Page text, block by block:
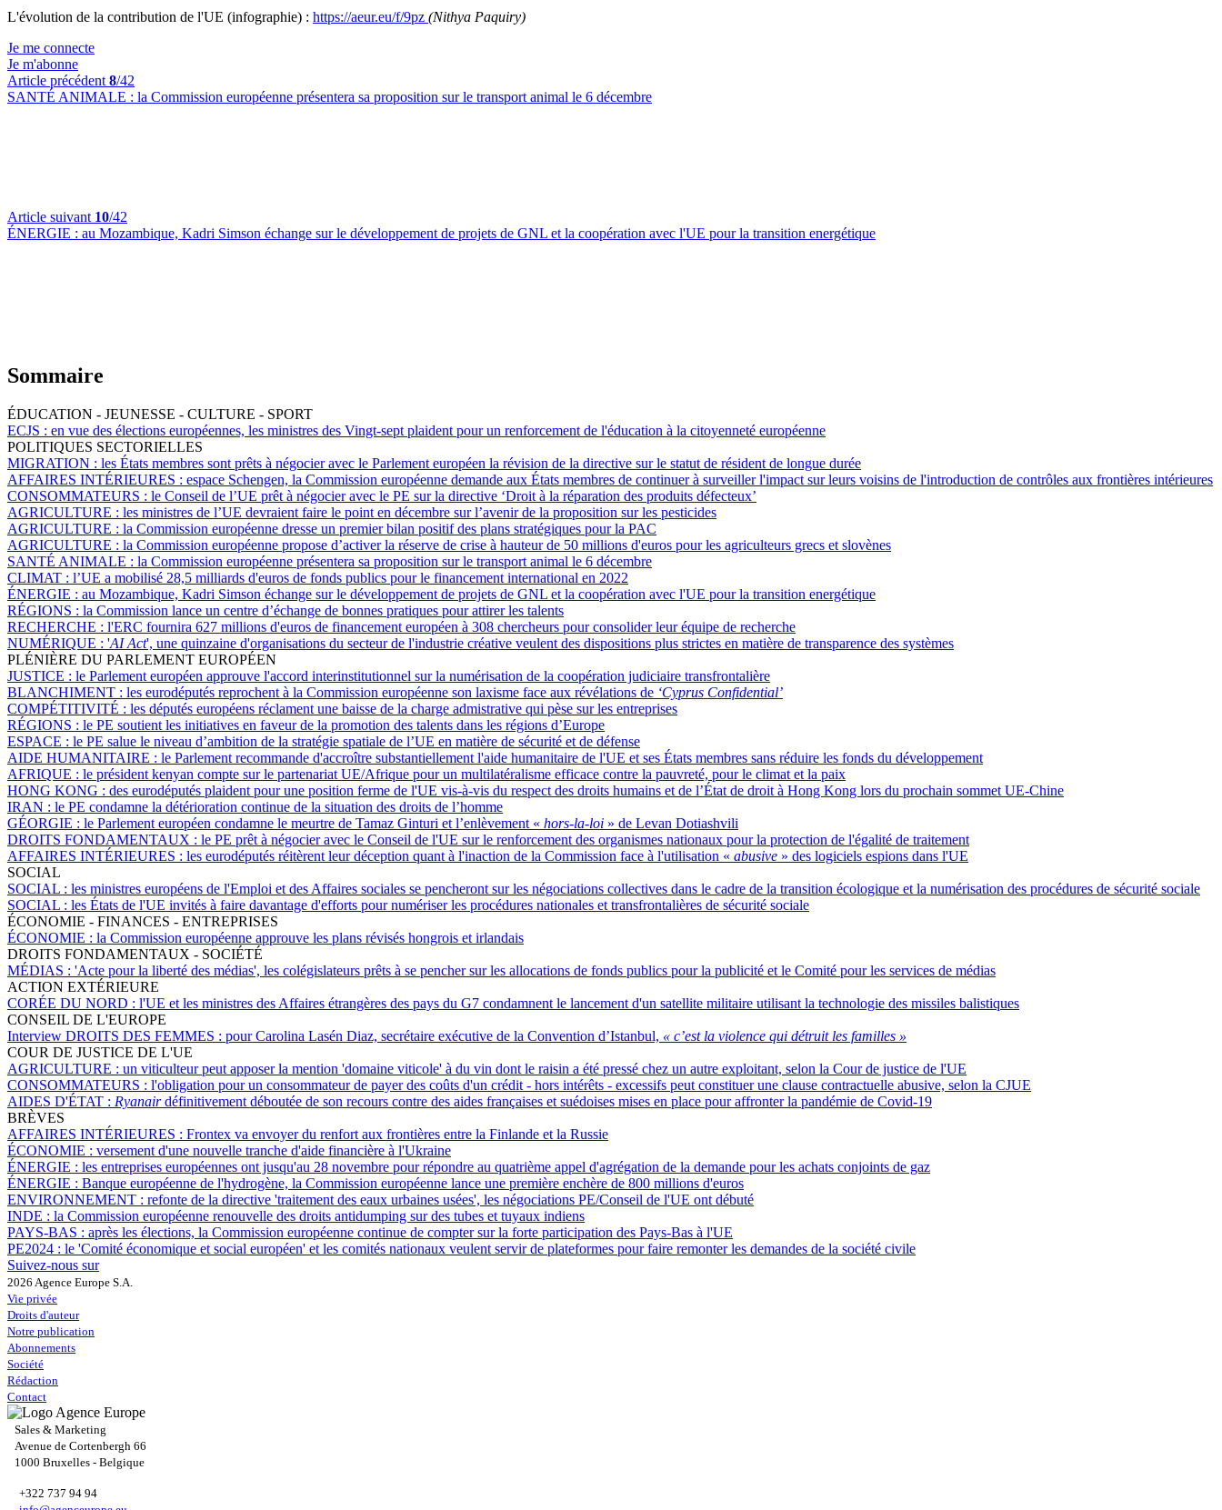
L'évolution de la contribution de l'UE (infographie) : https://aeur.eu/f/9pz (Nithya Paquiry)
Je me connecte
Je m'abonne
Article précédent 8/42
SANTÉ ANIMALE : la Commission européenne présentera sa proposition sur le transport animal le 6 décembre
Article suivant 10/42
ÉNERGIE : au Mozambique, Kadri Simson échange sur le développement de projets de GNL et la coopération avec l'UE pour la transition energétique
Sommaire
ÉDUCATION - JEUNESSE - CULTURE - SPORT
ECJS : en vue des élections européennes, les ministres des Vingt-sept plaident pour un renforcement de l'éducation à la citoyenneté européenne
POLITIQUES SECTORIELLES
MIGRATION : les États membres sont prêts à négocier avec le Parlement européen la révision de la directive sur le statut de résident de longue durée
AFFAIRES INTÉRIEURES : espace Schengen, la Commission européenne demande aux États membres de continuer à surveiller l'impact sur leurs voisins de l'introduction de contrôles aux frontières intérieures
CONSOMMATEURS : le Conseil de l’UE prêt à négocier avec le PE sur la directive ‘Droit à la réparation des produits défecteux’
AGRICULTURE : les ministres de l’UE devraient faire le point en décembre sur l’avenir de la proposition sur les pesticides
AGRICULTURE : la Commission européenne dresse un premier bilan positif des plans stratégiques pour la PAC
AGRICULTURE : la Commission européenne propose d’activer la réserve de crise à hauteur de 50 millions d'euros pour les agriculteurs grecs et slovènes
SANTÉ ANIMALE : la Commission européenne présentera sa proposition sur le transport animal le 6 décembre
CLIMAT : l’UE a mobilisé 28,5 milliards d'euros de fonds publics pour le financement international en 2022
ÉNERGIE : au Mozambique, Kadri Simson échange sur le développement de projets de GNL et la coopération avec l'UE pour la transition energétique
RÉGIONS : la Commission lance un centre d’échange de bonnes pratiques pour attirer les talents
RECHERCHE : l'ERC fournira 627 millions d'euros de financement européen à 308 chercheurs pour consolider leur équipe de recherche
NUMÉRIQUE : 'AI Act', une quinzaine d'organisations du secteur de l'industrie créative veulent des dispositions plus strictes en matière de transparence des systèmes
PLÉNIÈRE DU PARLEMENT EUROPÉEN
JUSTICE : le Parlement européen approuve l'accord interinstitutionnel sur la numérisation de la coopération judiciaire transfrontalière
BLANCHIMENT : les eurodéputés reprochent à la Commission européenne son laxisme face aux révélations de ‘Cyprus Confidential’
COMPÉTITIVITÉ : les députés européens réclament une baisse de la charge admistrative qui pèse sur les entreprises
RÉGIONS : le PE soutient les initiatives en faveur de la promotion des talents dans les régions d’Europe
ESPACE : le PE salue le niveau d’ambition de la stratégie spatiale de l’UE en matière de sécurité et de défense
AIDE HUMANITAIRE : le Parlement recommande d'accroître substantiellement l'aide humanitaire de l'UE et ses États membres sans réduire les fonds du développement
AFRIQUE : le président kenyan compte sur le partenariat UE/Afrique pour un multilatéralisme efficace contre la pauvreté, pour le climat et la paix
HONG KONG : des eurodéputés plaident pour une position ferme de l'UE vis-à-vis du respect des droits humains et de l’État de droit à Hong Kong lors du prochain sommet UE-Chine
IRAN : le PE condamne la détérioration continue de la situation des droits de l’homme
GÉORGIE : le Parlement européen condamne le meurtre de Tamaz Ginturi et l’enlèvement « hors-la-loi » de Levan Dotiashvili
DROITS FONDAMENTAUX : le PE prêt à négocier avec le Conseil de l'UE sur le renforcement des organismes nationaux pour la protection de l'égalité de traitement
AFFAIRES INTÉRIEURES : les eurodéputés réitèrent leur déception quant à l'inaction de la Commission face à l'utilisation « abusive » des logiciels espions dans l'UE
SOCIAL
SOCIAL : les ministres européens de l'Emploi et des Affaires sociales se pencheront sur les négociations collectives dans le cadre de la transition écologique et la numérisation des procédures de sécurité sociale
SOCIAL : les États de l'UE invités à faire davantage d'efforts pour numériser les procédures nationales et transfrontalières de sécurité sociale
ÉCONOMIE - FINANCES - ENTREPRISES
ÉCONOMIE : la Commission européenne approuve les plans révisés hongrois et irlandais
DROITS FONDAMENTAUX - SOCIÉTÉ
MÉDIAS : 'Acte pour la liberté des médias', les colégislateurs prêts à se pencher sur les allocations de fonds publics pour la publicité et le Comité pour les services de médias
ACTION EXTÉRIEURE
CORÉE DU NORD : l'UE et les ministres des Affaires étrangères des pays du G7 condamnent le lancement d'un satellite militaire utilisant la technologie des missiles balistiques
CONSEIL DE L'EUROPE
Interview DROITS DES FEMMES : pour Carolina Lasén Diaz, secrétaire exécutive de la Convention d’Istanbul, « c’est la violence qui détruit les familles »
COUR DE JUSTICE DE L'UE
AGRICULTURE : un viticulteur peut apposer la mention 'domaine viticole' à du vin dont le raisin a été pressé chez un autre exploitant, selon la Cour de justice de l'UE
CONSOMMATEURS : l'obligation pour un consommateur de payer des coûts d'un crédit - hors intérêts - excessifs peut constituer une clause contractuelle abusive, selon la CJUE
AIDES D'ÉTAT : Ryanairdéfinitivement déboutée de son recours contre des aides françaises et suédoises mises en place pour affronter la pandémie de Covid-19
BRÈVES
AFFAIRES INTÉRIEURES : Frontex va envoyer du renfort aux frontières entre la Finlande et la Russie
ÉCONOMIE : versement d'une nouvelle tranche d'aide financière à l'Ukraine
ÉNERGIE : les entreprises européennes ont jusqu'au 28 novembre pour répondre au quatrième appel d'agrégation de la demande pour les achats conjoints de gaz
ÉNERGIE : Banque européenne de l'hydrogène, la Commission européenne lance une première enchère de 800 millions d'euros
ENVIRONNEMENT : refonte de la directive 'traitement des eaux urbaines usées', les négociations PE/Conseil de l'UE ont débuté
INDE : la Commission européenne renouvelle des droits antidumping sur des tubes et tuyaux indiens
PAYS-BAS : après les élections, la Commission européenne continue de compter sur la forte participation des Pays-Bas à l'UE
PE2024 : le 'Comité économique et social européen' et les comités nationaux veulent servir de plateformes pour faire remonter les demandes de la société civile
Suivez-nous sur
2026 Agence Europe S.A.
Vie privée
Droits d'auteur
Notre publication
Abonnements
Société
Rédaction
Contact
Sales & Marketing
Avenue de Cortenbergh 66
1000 Bruxelles - Belgique
+322 737 94 94